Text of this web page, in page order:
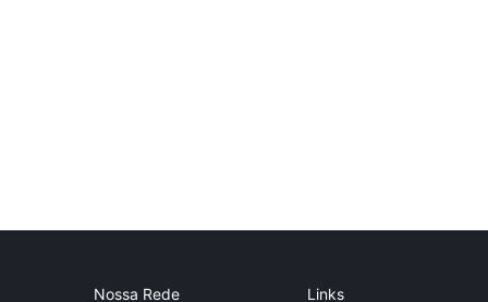
Nossa Rede Links